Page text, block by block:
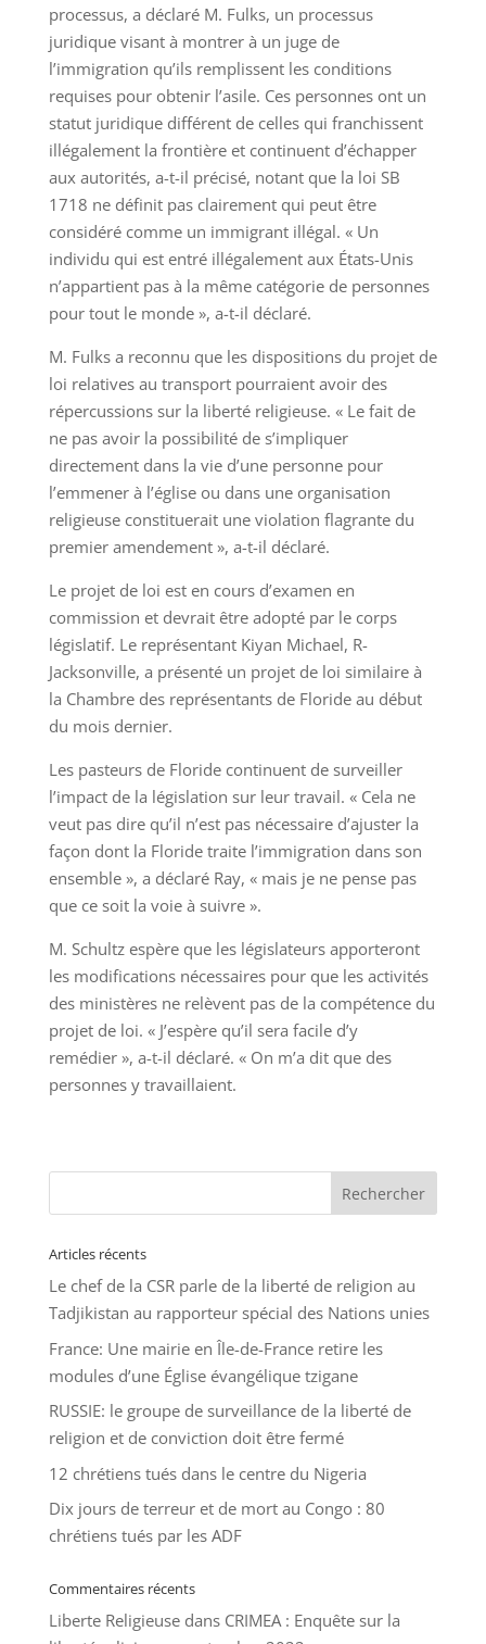
processus, a déclaré M. Fulks, un processus
juridique visant à montrer à un juge de
l’immigration qu’ils remplissent les conditions
requises pour obtenir l’asile. Ces personnes ont un
statut juridique différent de celles qui franchissent
illégalement la frontière et continuent d’échapper
aux autorités, a-t-il précisé, notant que la loi SB
1718 ne définit pas clairement qui peut être
considéré comme un immigrant illégal. « Un
individu qui est entré illégalement aux États-Unis
n’appartient pas à la même catégorie de personnes
pour tout le monde », a-t-il déclaré.
M. Fulks a reconnu que les dispositions du projet de
loi relatives au transport pourraient avoir des
répercussions sur la liberté religieuse. « Le fait de
ne pas avoir la possibilité de s’impliquer
directement dans la vie d’une personne pour
l’emmener à l’église ou dans une organisation
religieuse constituerait une violation flagrante du
premier amendement », a-t-il déclaré.
Le projet de loi est en cours d’examen en
commission et devrait être adopté par le corps
législatif. Le représentant Kiyan Michael, R-
Jacksonville, a présenté un projet de loi similaire à
la Chambre des représentants de Floride au début
du mois dernier.
Les pasteurs de Floride continuent de surveiller
l’impact de la législation sur leur travail. « Cela ne
veut pas dire qu’il n’est pas nécessaire d’ajuster la
façon dont la Floride traite l’immigration dans son
ensemble », a déclaré Ray, « mais je ne pense pas
que ce soit la voie à suivre ».
M. Schultz espère que les législateurs apporteront
les modifications nécessaires pour que les activités
des ministères ne relèvent pas de la compétence du
projet de loi. « J’espère qu’il sera facile d’y
remédier », a-t-il déclaré. « On m’a dit que des
personnes y travaillaient.
Articles récents
Le chef de la CSR parle de la liberté de religion au
Tadjikistan au rapporteur spécial des Nations unies
France: Une mairie en Île-de-France retire les
modules d’une Église évangélique tzigane
RUSSIE: le groupe de surveillance de la liberté de
religion et de conviction doit être fermé
12 chrétiens tués dans le centre du Nigeria
Dix jours de terreur et de mort au Congo : 80
chrétiens tués par les ADF
Commentaires récents
Liberte Religieusedans CRIMEA : Enquête sur la